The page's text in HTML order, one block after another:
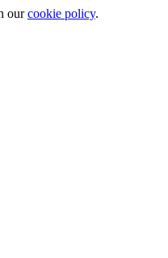
ourcookie policy.